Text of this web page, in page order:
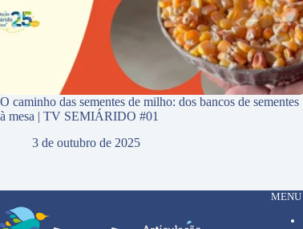
O caminho das sementes de milho: dos bancos de sementes
à mesa | TV SEMIÁRIDO #01
3 de outubro de 2025
MENU